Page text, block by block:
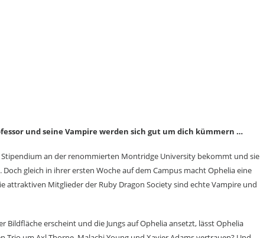
und seine Vampire werden sich gut um dich kümmern …
Stipendium an der renommierten Montridge University bekommt und sie
gleich in ihrer ersten Woche auf dem Campus macht Ophelia eine
attraktiven Mitglieder der Ruby Dragon Society sind echte Vampire und
Bildfläche erscheint und die Jungs auf Ophelia ansetzt, lässt Ophelia